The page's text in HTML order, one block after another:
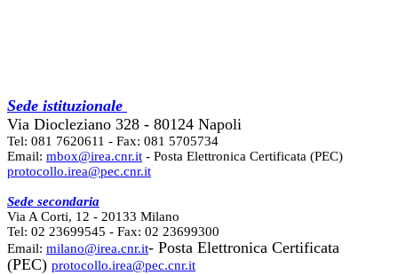
Sede istituzionale
Via Diocleziano 328 - 80124 Napoli
Tel: 081 7620611 - Fax: 081 5705734
Email: mbox@irea.cnr.it - Posta Elettronica Certificata (PEC)
protocollo.irea@pec.cnr.it
Sede secondaria
Via A Corti, 12 - 20133 Milano
Tel: 02 23699545 - Fax: 02 23699300
Email: milano@irea.cnr.it- Posta Elettronica Certificata
(PEC) protocollo.irea@pec.cnr.it